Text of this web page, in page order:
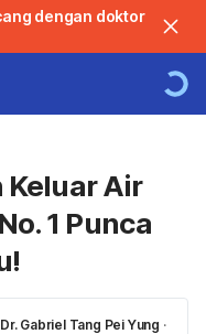
dengan doktor
Keluar Air
1 Punca
Dr. Gabriel Tang Pei Yung ·